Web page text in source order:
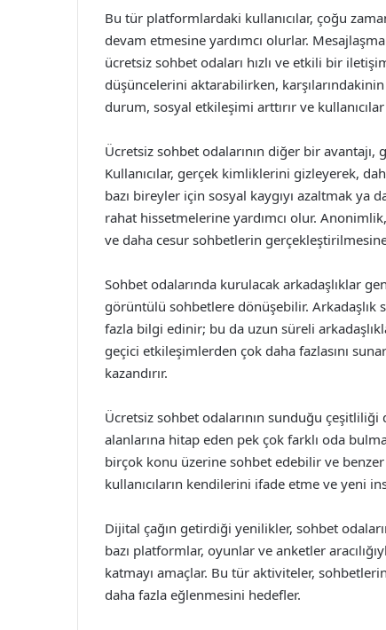
Bu tür platformlardaki kullanıcılar, çoğu
devam etmesine yardımcı olurlar.
ücretsiz sohbet odaları hızlı ve etkili bir
düşüncelerini aktarabilirken,
durum, sosyal etkileşimi arttırır ve
Ücretsiz sohbet odalarının diğer bir
Kullanıcılar, gerçek kimliklerini gizleyerek,
bazı bireyler için sosyal kaygıyı azaltmak
rahat hissetmelerine yardımcı olur.
ve daha cesur sohbetlerin
Sohbet odalarında kurulacak arkadaşlıklar
görüntülü sohbetlere dönüşebilir. Arkadaşlık
fazla bilgi edinir; bu da uzun süreli
geçici etkileşimlerden çok daha fazlasını
kazandırır.
Ücretsiz sohbet odalarının sunduğu
alanlarına hitap eden pek çok farklı oda
birçok konu üzerine sohbet edebilir ve
kullanıcıların kendilerini ifade etme ve yeni
Dijital çağın getirdiği yenilikler, sohbet
bazı platformlar, oyunlar ve anketler
katmayı amaçlar. Bu tür aktiviteler,
daha fazla eğlenmesini hedefler.